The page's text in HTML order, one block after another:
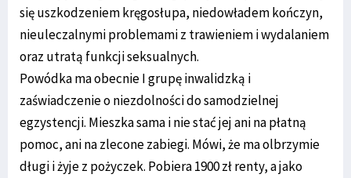
się uszkodzeniem kręgosłupa, niedowładem kończyn,
nieuleczalnymi problemami z trawieniem i wydalaniem
oraz utratą funkcji seksualnych.
Powódka ma obecnie I grupę inwalidzką i
zaświadczenie o niezdolności do samodzielnej
egzystencji. Mieszka sama i nie stać jej ani na płatną
pomoc, ani na zlecone zabiegi. Mówi, że ma olbrzymie
długi i żyje z pożyczek. Pobiera 1900 zł renty, a jako